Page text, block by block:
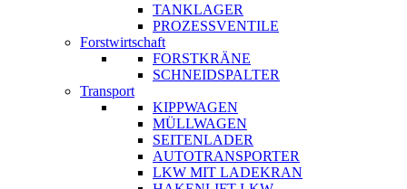
TANKLAGER
PROZESSVENTILE
Forstwirtschaft
FORSTKRÄNE
SCHNEIDSPALTER
Transport
KIPPWAGEN
MÜLLWAGEN
SEITENLADER
AUTOTRANSPORTER
LKW MIT LADEKRAN